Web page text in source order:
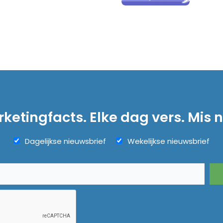
Elke dag vers. Mis
Dagelijkse nieuwsbrief Wekelijkse nieuwsbrief